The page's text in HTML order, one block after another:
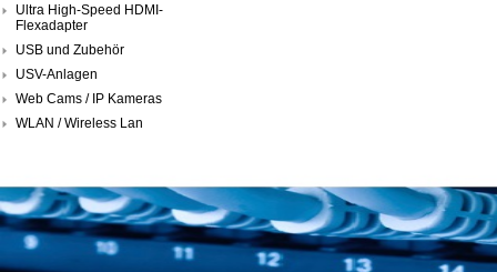
Ultra High-Speed HDMI-
Flexadapter
USB und Zubehör
USV-Anlagen
Web Cams / IP Kameras
WLAN / Wireless Lan